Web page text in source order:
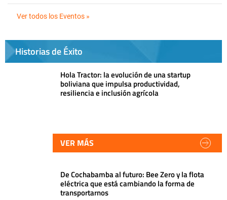
Ver todos los Eventos »
Historias de Éxito
Hola Tractor: la evolución de una startup
boliviana que impulsa productividad,
resiliencia e inclusión agrícola
VER MÁS
De Cochabamba al futuro: Bee Zero y la flota
eléctrica que está cambiando la forma de
transportarnos